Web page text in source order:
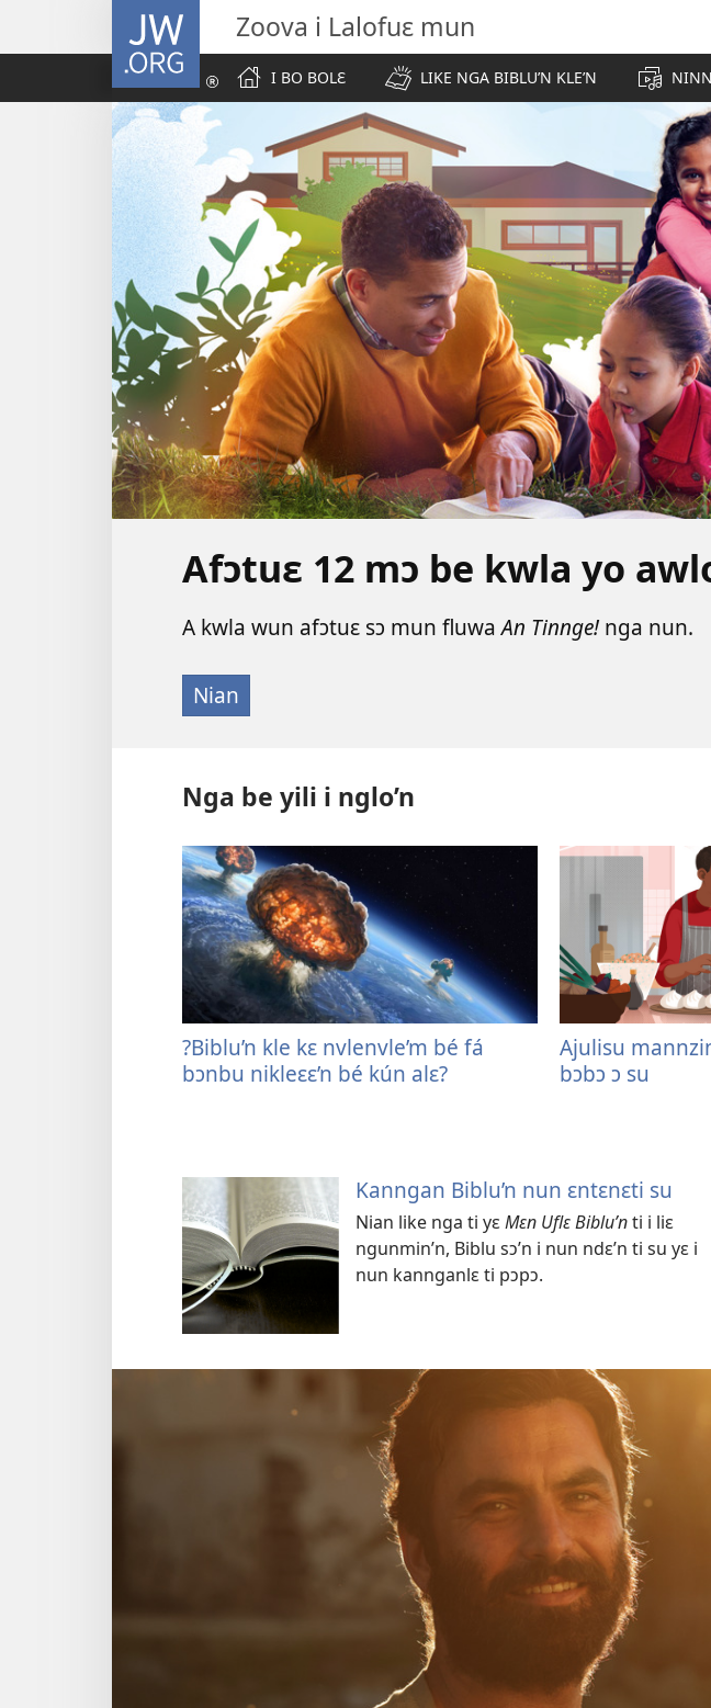
JW.ORG Zoova i Lalofuɛ mun
I BO BOLƐ
LIKE NGA BIBLU’N KLE’N
Afɔtuɛ 12 mɔ be kwla yo
A kwla wun afɔtuɛ sɔ mun fluwaAn Tinnge! nga nun.
Nian
Nga be yili i nglo’n
?Biblu’n kle kɛ nvlenvle’m bé fá
bɔnbu nikleɛɛ’n bé kún alɛ?
Ajulisu
bɔbɔ ɔ su
Kanngan Biblu’n nun ɛntɛnɛti su
Nian like nga ti yɛMɛn Uflɛ Biblu’nti i liɛ
ngunmin’n, Biblu sɔ’n i nun ndɛ’n ti su yɛ i
nun kannganlɛ ti pɔpɔ.